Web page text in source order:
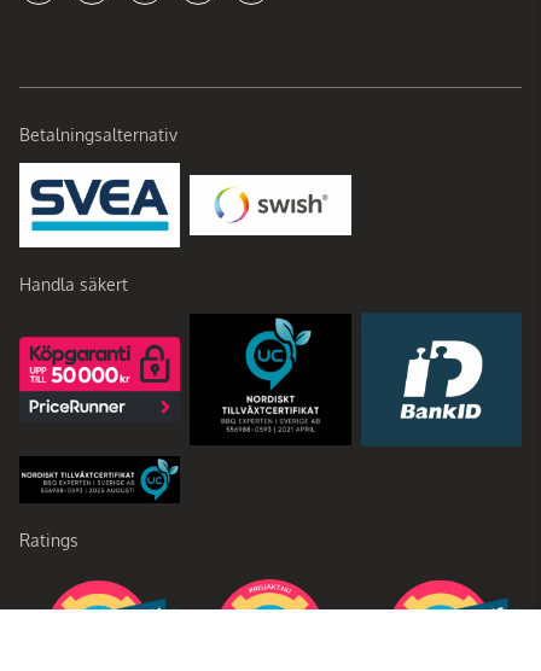
Betalningsalternativ
Handla säkert
Ratings